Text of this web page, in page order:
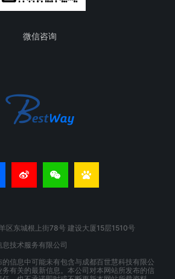
微信咨询
区东城根上街78号 建设大厦15层1510号
息技术服务有限公司
信息中可能未有包含与成都百世慧科技有限公
有关的最新信息。本公司对本网站所发布的信